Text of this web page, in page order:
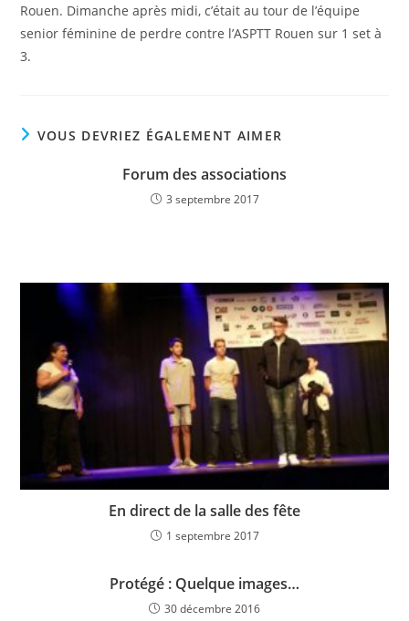
Rouen. Dimanche après midi, c’était au tour de l’équipe
senior féminine de perdre contre l’ASPTT Rouen sur 1 set à
3.
VOUS DEVRIEZ ÉGALEMENT AIMER
Forum des associations
3 septembre 2017
En direct de la salle des fête
1 septembre 2017
Protégé : Quelque images…
30 décembre 2016